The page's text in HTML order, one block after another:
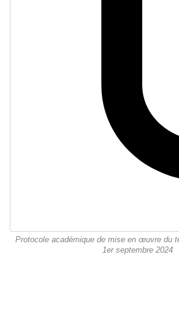
Protocole académique de mise en œuvre du
1er septembre 2024